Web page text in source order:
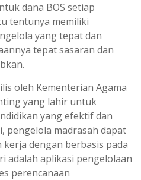
dana BOS setiap
tentunya memiliki
yang tepat dan
tepat sasaran dan
oleh Kementerian Agama
yang lahir untuk
yang efektif dan
pengelola madrasah dapat
dengan berbasis pada
adalah aplikasi pengelolaan
perencanaan